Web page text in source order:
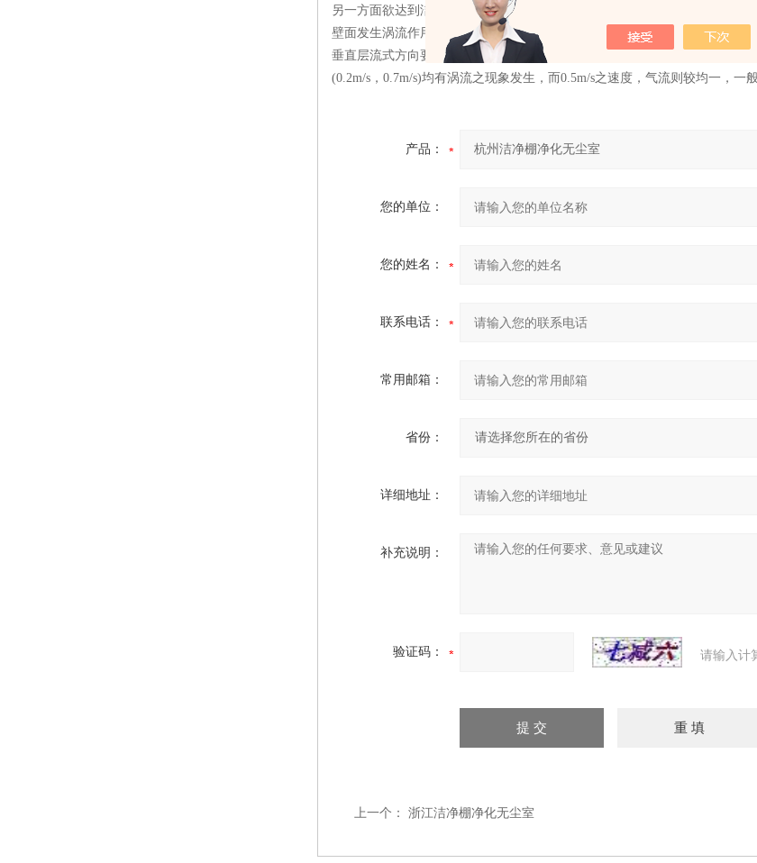
另一方面欲达到洁净室洁净度之稳定效果，均一气流之保持亦为一重要因
壁面发生涡流作用，此时要实现高洁净度事实上很困难。
垂直层流式方向要保持均一气流必须：(a)吹出面的风速不可有速度上的差
(0.2m/s，0.7m/s)均有涡流之现象发生，而0.5m/s之速度，气流则较均一，一
产品：
您的单位：
您的姓名：
联系电话：
常用邮箱：
省份：
详细地址：
补充说明：
验证码： 请输入计
上一个： 浙江洁净棚净化无尘室